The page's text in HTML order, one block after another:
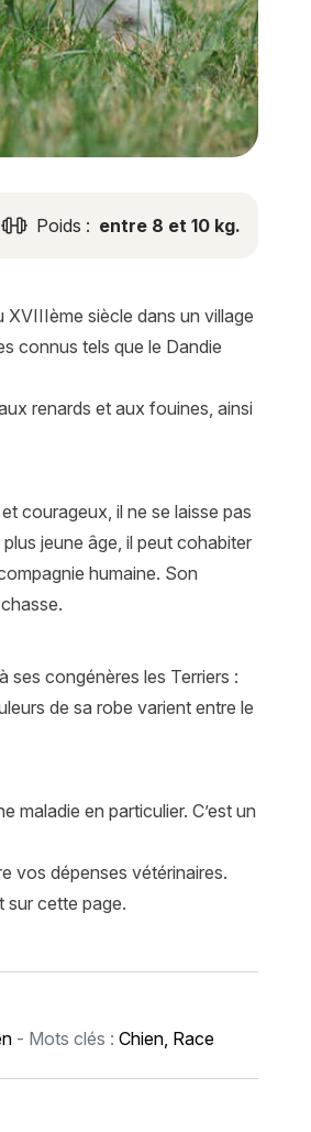
Poids : entre 8 et 10 kg.
XVIIIème siècle dans un village
connus tels que le Dandie
renards et aux fouines, ainsi
courageux, il ne se laisse pas
jeune âge, il peut cohabiter
humaine. Son
ses congénères les Terriers :
de sa robe varient entre le
maladie en particulier. C’est un
vos dépenses vétérinaires.
sur cette page.
- Mots clés : Chien, Race